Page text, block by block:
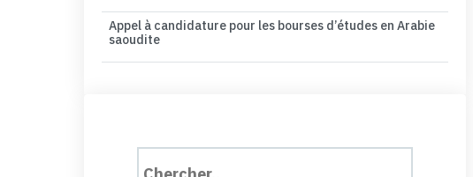
Appel à candidature pour les bourses d’études en Arabie
saoudite